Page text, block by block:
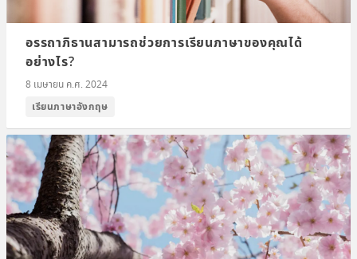
อรรถาภิธานสามารถช่วยการเรียนภาษาของคุณได้
อย่างไร?
8 เมษายน ค.ศ. 2024
เรียนภาษาอังกฤษ